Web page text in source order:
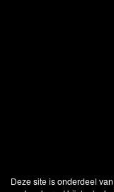
Deze site is onderdeel van